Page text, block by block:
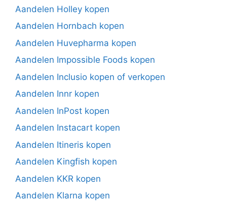
Aandelen Holley kopen
Aandelen Hornbach kopen
Aandelen Huvepharma kopen
Aandelen Impossible Foods kopen
Aandelen Inclusio kopen of verkopen
Aandelen Innr kopen
Aandelen InPost kopen
Aandelen Instacart kopen
Aandelen Itineris kopen
Aandelen Kingfish kopen
Aandelen KKR kopen
Aandelen Klarna kopen